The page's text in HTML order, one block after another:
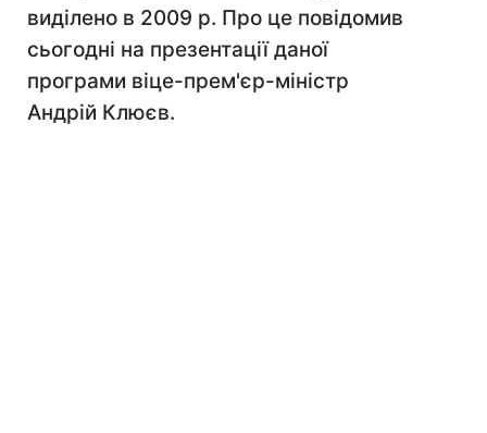
виділено в 2009 р. Про це повідомив
сьогодні на презентації даної
програми віце-прем'єр-міністр
Андрій Клюєв.